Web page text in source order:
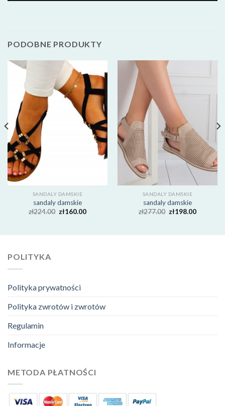
PODOBNE PRODUKTY
SANDALY DAMSKIE
sandaly damskie
zł224.00 zł160.00
SANDALY DAMSKIE
sandaly damskie
zł277.00 zł198.00
POLITYKA
Polityka prywatności
Polityka zwrotów i zwrotów
Regulamin
Informacje
METODA PŁATNOŚCI